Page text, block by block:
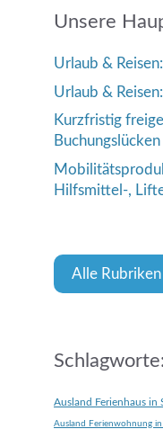
Unsere
Urlaub &
Urlaub &
Kurzfristig
Buchungslücken
Hilfsmittel-,
Alle
Schlagworte:
Ausland Ferienhaus in
Ausland Ferienwohnung in